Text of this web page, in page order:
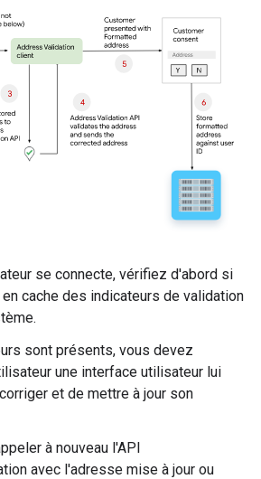
se connecte, vérifiez d'abord si
cache des indicateurs de validation
sont présents, vous devez
une interface utilisateur lui
et de mettre à jour son
à nouveau l'API
avec l'adresse mise à jour ou